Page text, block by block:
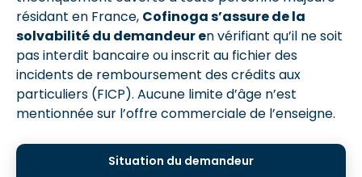
résidant en France, Cofinoga s’assure de la
solvabilité du demandeur en vérifiant qu’il ne soit
pas interdit bancaire ou inscrit au fichier des
incidents de remboursement des crédits aux
particuliers (FICP). Aucune limite d’âge n’est
mentionnée sur l’offre commerciale de l’enseigne.